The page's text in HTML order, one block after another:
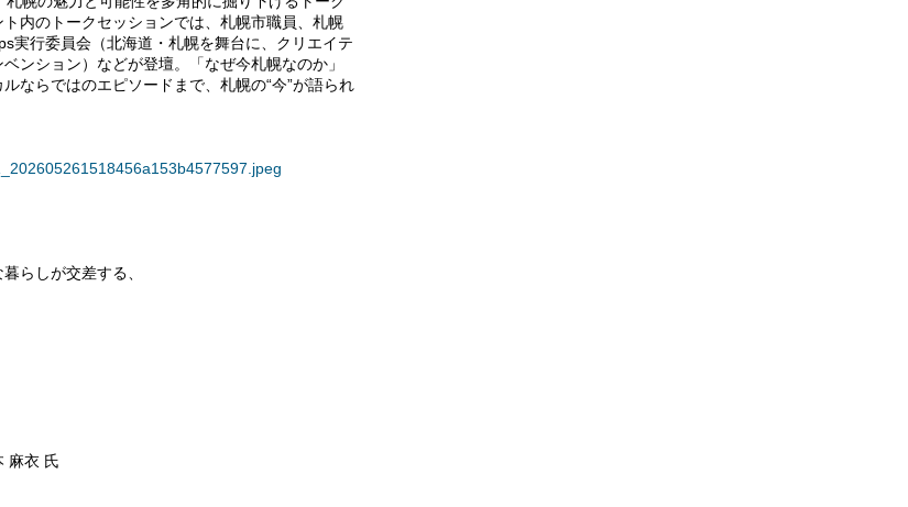
内のトークセッションでは、札幌市職員、札幌
実行委員会（北海道・札幌を舞台に、クリエイテ
ンション）などが登壇。「なぜ今札幌なのか」
ならではのエピソードまで、札幌の“今”が語られ
らしが交差する、
麻衣 氏